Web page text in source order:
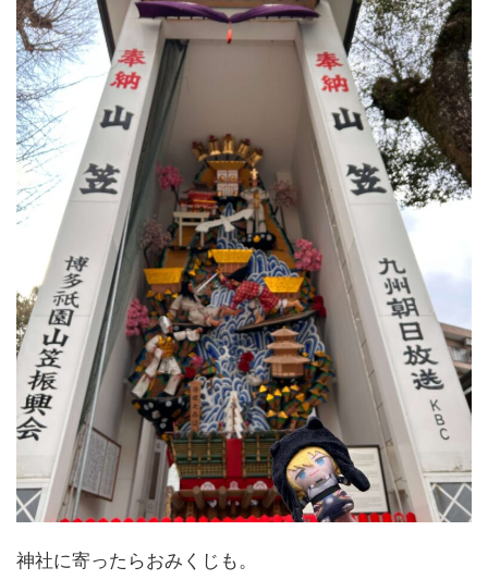
神社に寄ったらおみくじも。